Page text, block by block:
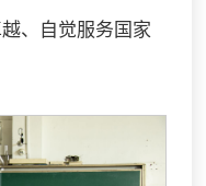
、自觉服务国家